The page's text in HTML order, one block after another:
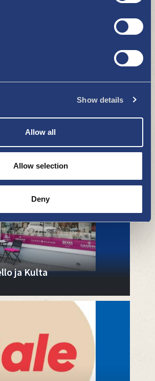
Show details
Allow all
Allow selection
Deny
ja Pihapuoti Heinonen
Taimipalvelu Ky
ja Kulta